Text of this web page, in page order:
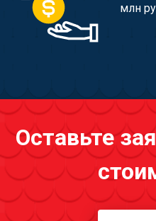
млн
Оставьте